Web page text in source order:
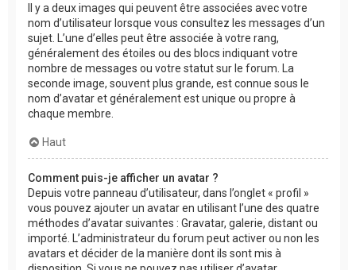
Il y a deux images qui peuvent être associées avec votre
nom d’utilisateur lorsque vous consultez les messages d’un
sujet. L’une d’elles peut être associée à votre rang,
généralement des étoiles ou des blocs indiquant votre
nombre de messages ou votre statut sur le forum. La
seconde image, souvent plus grande, est connue sous le
nom d’avatar et généralement est unique ou propre à
chaque membre.
Haut
Comment puis-je afficher un avatar ?
Depuis votre panneau d’utilisateur, dans l’onglet « profil »
vous pouvez ajouter un avatar en utilisant l’une des quatre
méthodes d’avatar suivantes : Gravatar, galerie, distant ou
importé. L’administrateur du forum peut activer ou non les
avatars et décider de la manière dont ils sont mis à